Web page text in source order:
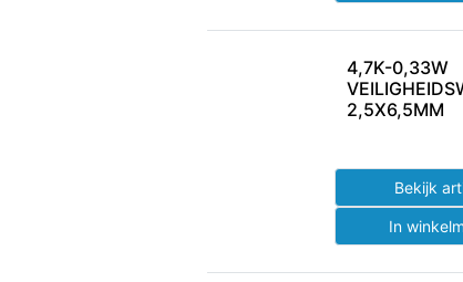
4,7K-0,33W
2,5X6,5MM
Bekijk
In